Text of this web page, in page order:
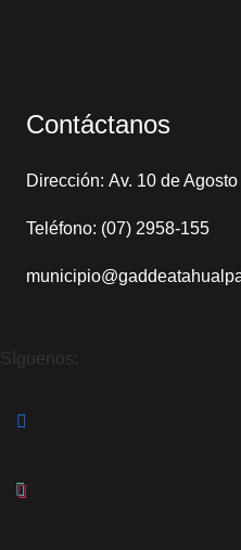
Contáctanos
Dirección: Av. 10 de
Teléfono: (07) 2958-155
Síguenos: